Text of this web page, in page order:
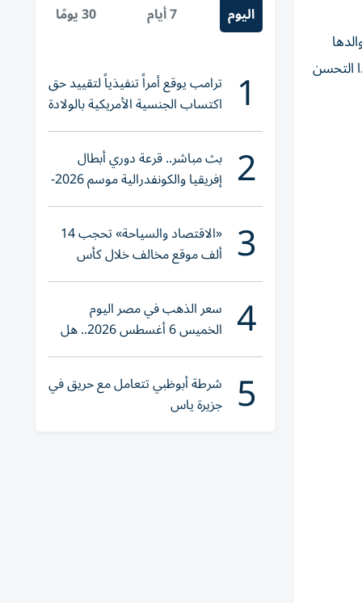
التحسن
اليوم 7 أيام 30 يومًا
1 ترامب يوقع أمراً تنفيذياً لتقييد حق
اكتساب الجنسية الأمريكية بالولادة
2 بث مباشر.. قرعة دوري أبطال
إفريقيا والكونفدرالية موسم 2026-
2027
3 «الاقتصاد والسياحة» تحجب 14
ألف موقع مخالف خلال كأس
العالم 2026
4 سعر الذهب في مصر اليوم
الخميس 6 أغسطس 2026.. هل
تنوي الشراء؟
5 شرطة أبوظبي تتعامل مع حريق في
جزيرة ياس